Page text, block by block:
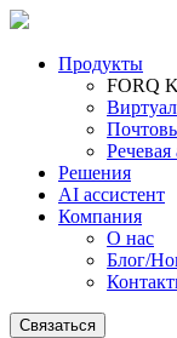
Продукты
FORQ
Речевая
Решения
AI ассистент
Компания
О нас
Блог/
Связаться